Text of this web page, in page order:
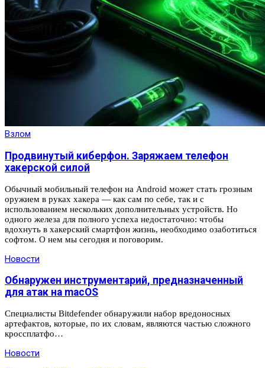
Взлом
Продвинутый киберфон. Заряжаем телефон
хакерской силой
Обычный мобильный телефон на Android может стать грозным
оружием в руках хакера — как сам по себе, так и с
использованием нескольких дополнительных устройств. Но
одного железа для полного успеха недостаточно: чтобы
вдохнуть в хакерский смартфон жизнь, необходимо озаботиться
софтом. О нем мы сегодня и поговорим.
Новости
Обнаружен инструментарий, предназначенный
для атак на macOS
Специалисты Bitdefender обнаружили набор вредоносных
артефактов, которые, по их словам, являются частью сложного
кроссплатфо…
Новости